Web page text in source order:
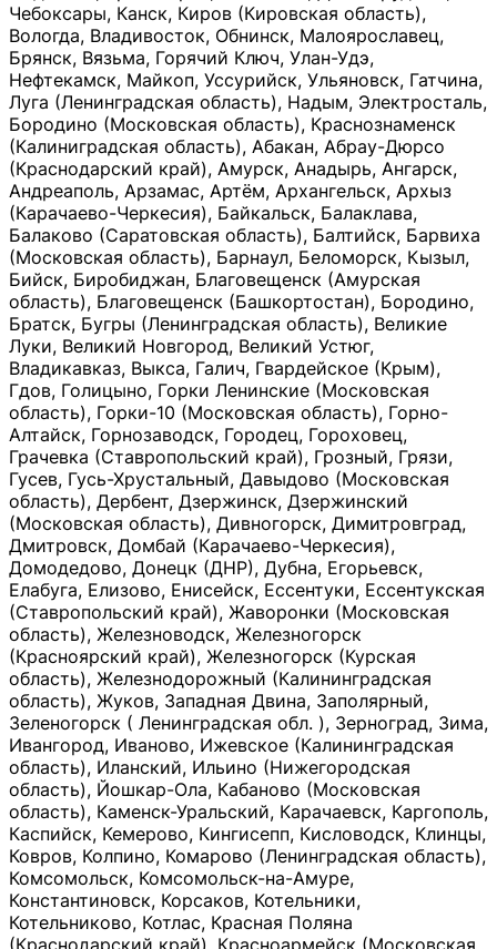
Чебоксары, Канск, Киров (Кировская область),
Вологда, Владивосток, Обнинск, Малоярославец,
Брянск, Вязьма, Горячий Ключ, Улан-Удэ,
Нефтекамск, Майкоп, Уссурийск, Ульяновск, Гатчина,
Луга (Ленинградская область), Надым, Электросталь,
Бородино (Московская область), Краснознаменск
(Калиниградская область), Абакан, Абрау-Дюрсо
(Краснодарский край), Амурск, Анадырь, Ангарск,
Андреаполь, Арзамас, Артём, Архангельск, Архыз
(Карачаево-Черкесия), Байкальск, Балаклава,
Балаково (Саратовская область), Балтийск, Барвиха
(Московская область), Барнаул, Беломорск, Кызыл,
Бийск, Биробиджан, Благовещенск (Амурская
область), Благовещенск (Башкортостан), Бородино,
Братск, Бугры (Ленинградская область), Великие
Луки, Великий Новгород, Великий Устюг,
Владикавказ, Выкса, Галич, Гвардейское (Крым),
Гдов, Голицыно, Горки Ленинские (Московская
область), Горки-10 (Московская область), Горно-
Алтайск, Горнозаводск, Городец, Гороховец,
Грачевка (Ставропольский край), Грозный, Грязи,
Гусев, Гусь-Хрустальный, Давыдово (Московская
область), Дербент, Дзержинск, Дзержинский
(Московская область), Дивногорск, Димитровград,
Дмитровск, Домбай (Карачаево-Черкесия),
Домодедово, Донецк (ДНР), Дубна, Егорьевск,
Елабуга, Елизово, Енисейск, Ессентуки, Ессентукская
(Ставропольский край), Жаворонки (Московская
область), Железноводск, Железногорск
(Красноярский край), Железногорск (Курская
область), Железнодорожный (Калининградская
область), Жуков, Западная Двина, Заполярный,
Зеленогорск ( Ленинградская обл. ), Зерноград, Зима,
Ивангород, Иваново, Ижевское (Калининградская
область), Иланский, Ильино (Нижегородская
область), Йошкар-Ола, Кабаново (Московская
область), Каменск-Уральский, Карачаевск, Каргополь,
Каспийск, Кемерово, Кингисепп, Кисловодск, Клинцы,
Ковров, Колпино, Комарово (Ленинградская область),
Комсомольск, Комсомольск-на-Амуре,
Константиновск, Корсаков, Котельники,
Котельниково, Котлас, Красная Поляна
(Краснодарский край), Красноармейск (Московская